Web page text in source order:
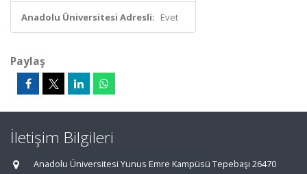
Anadolu Üniversitesi Adresli: Evet
Paylaş
İletişim Bilgileri
Anadolu Üniversitesi Yunus Emre Kampüsü Tepebaşı 26470